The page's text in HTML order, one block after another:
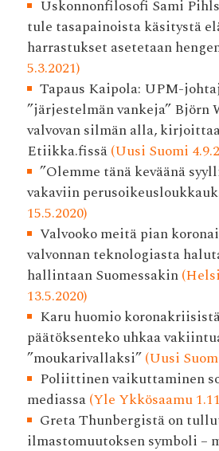
Uskonnonfilosofi Sami
tule tasapainoista käsitystä
harrastukset asetetaan
5.3.2021)
Tapaus Kaipola: UPM-
”järjestelmän vankeja” Björn
valvovan silmän alla,
Etiikka.fissä(Uusi Suomi
”Olemme tänä keväänä
vakaviin
15.5.2020)
Valvooko meitä pian
valvonnan teknologiasta
hallintaan Suomessakin
13.5.2020)
Karu huomio
päätöksenteko uhkaa
”moukarivallaksi”(Uusi
Poliittinen vaikuttaminen
mediassa(Yle Ykkösaamu
Greta Thunbergistä on
ilmastomuutoksen symboli –